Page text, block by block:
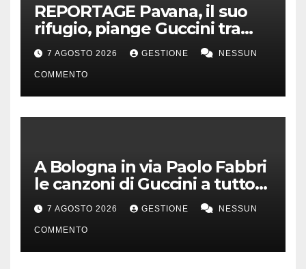
REPORTAGE Pavana, il suo
rifugio, piange Guccini tra
silenzio, lacrime e fiori
7 AGOSTO 2026 GESTIONE NESSUN
COMMENTO
A Bologna in via Paolo Fabbri
le canzoni di Guccini a tutto
volume
7 AGOSTO 2026 GESTIONE NESSUN
COMMENTO